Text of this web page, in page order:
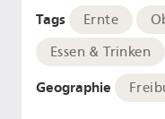
Tags Ernte
Essen & Trinken
Geographie